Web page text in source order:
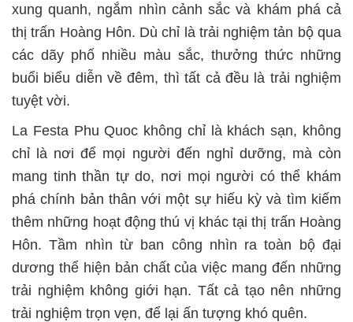
xung quanh, ngắm nhìn cảnh sắc và khám phá cả
thị trấn Hoàng Hôn. Dù chỉ là trải nghiệm tản bộ qua
các dãy phố nhiều màu sắc, thưởng thức những
buổi biểu diễn về đêm, thì tất cả đều là trải nghiệm
tuyệt vời.
La Festa Phu Quoc không chỉ là khách sạn, không
chỉ là nơi để mọi người đến nghỉ dưỡng, mà còn
mang tinh thần tự do, nơi mọi người có thể khám
phá chính bản thân với một sự hiếu kỳ và tìm kiếm
thêm những hoạt động thú vị khác tại thị trấn Hoàng
Hôn. Tầm nhìn từ ban công nhìn ra toàn bộ đại
dương thể hiện bản chất của việc mang đến những
trải nghiệm không giới hạn. Tất cả tạo nên những
trải nghiệm trọn vẹn, để lại ấn tượng khó quên.